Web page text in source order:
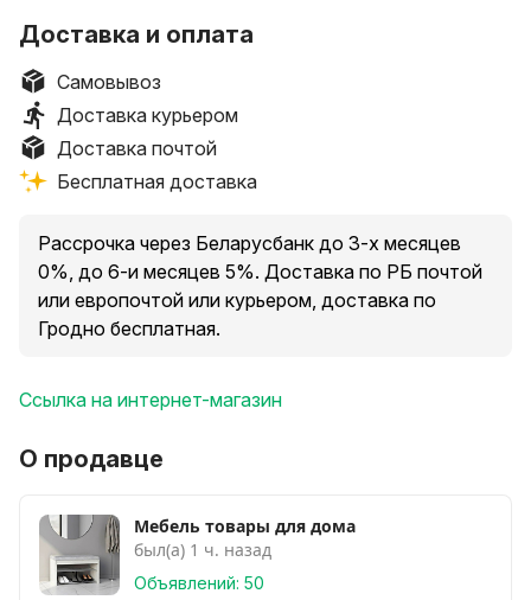
d40см(12л)-95р.
d45см(16л)-100р.
d50см(22л)-110р.
Доставка по РБ почтой или европочтой.
Гродно рынок южный или девятовка белые росы.
Доставка и оплата
Самовывоз
Доставка курьером
Доставка почтой
Бесплатная доставка
Рассрочка через Беларусбанк до 3-х месяцев
0%, до 6-и месяцев 5%. Доставка по РБ почтой
или европочтой или курьером, доставка по
Гродно бесплатная.
Ссылка на интернет-магазин
О продавце
Мебель товары для дома
был(а) 1 ч. назад
Объявлений: 50